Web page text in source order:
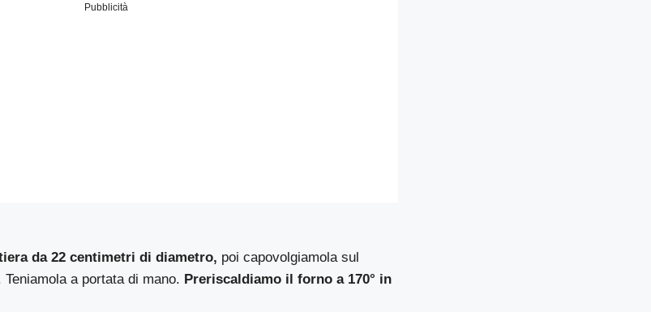
Pubblicità
da 22 centimetri di diametro, poi capovolgiamola sul
a portata di mano. Preriscaldiamo il forno a 170° in